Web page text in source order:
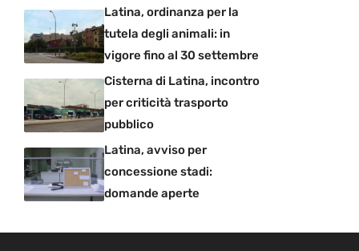
Latina, ordinanza per la
tutela degli animali: in
vigore fino al 30 settembre
Cisterna di Latina, incontro
per criticità trasporto
pubblico
Latina, avviso per
concessione stadi:
domande aperte